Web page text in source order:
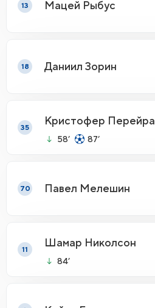
13 Мацей Рыбус
18 Даниил Зорин
35
Кристофер Перейра
58’ 87’
70 Павел Мелешин
11
Шамар Николсон
84’